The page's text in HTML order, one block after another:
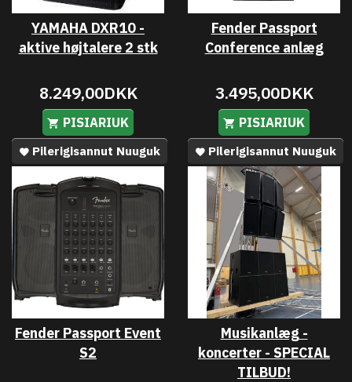
YAMAHA DXR10 -
aktive højtalere 2 stk
8.249,00DKK
PISIARIUK
Pilerigisannut Nuuguk
Fender Passport
Conference anlæg
3.495,00DKK
PISIARIUK
Pilerigisannut Nuuguk
Fender Passport Event
S2
Musikanlæg -
koncerter - SPECIAL
TILBUD!